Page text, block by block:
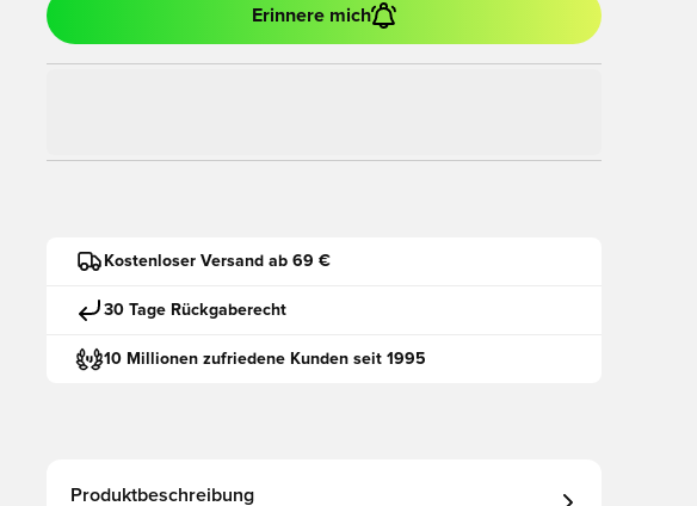
Erinnere mich
Kostenloser Versand ab 69 €
30 Tage Rückgaberecht
10 Millionen zufriedene Kunden seit 1995
Produktbeschreibung